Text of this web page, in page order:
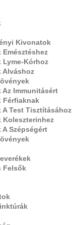
Kivonatok
Lyme-Kórhoz
Alváshoz
Immunitásért
Férfiaknak
Test Tisztításához
Koleszterinhez
Szépségért
Felsők